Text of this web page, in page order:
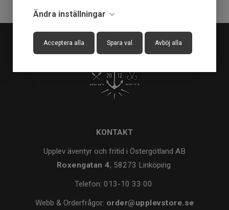
Ändra inställningar
Acceptera alla Spara val Avböj alla
KONTAKT
Upplev äventyr och fritid i Östergötland AB
Roxengatan 4, 58273 Linköping
Telefon: 013-10 33 00
Webb & Orderfrågor: order@upplevstore.se